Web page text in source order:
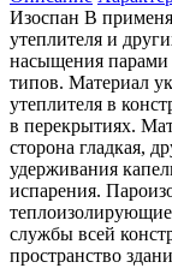
Изоспан В
утеплителя и
насыщения парами
типов. Материал
утеплителя в
в перекрытиях.
сторона гладкая,
удерживания
испарения.
теплоизолирующие
службы всей
пространство